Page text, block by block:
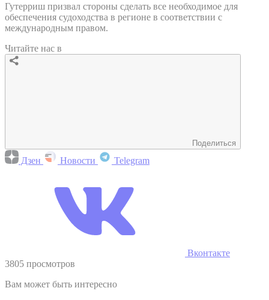
Гутерриш призвал стороны сделать все необходимое для
обеспечения судоходства в регионе в соответствии с
международным правом.
Читайте нас в
Поделиться
Дзен Новости Telegram
Вконтакте
3805 просмотров
Вам может быть интересно